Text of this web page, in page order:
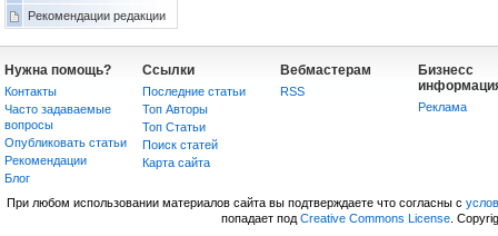
Рекомендации редакции
Нужна помощь?
Контакты
Часто задаваемые
вопросы
Опубликовать статьи
Рекомендации
Блог
Ссылки
Последние статьи
Топ Авторы
Топ Статьи
Поиск статей
Карта сайта
Вебмастерам
RSS
Бизнесс
Реклама
При любом использовании материалов сайта вы подтверждаете что согласны с
попадает под Creative Commons License.